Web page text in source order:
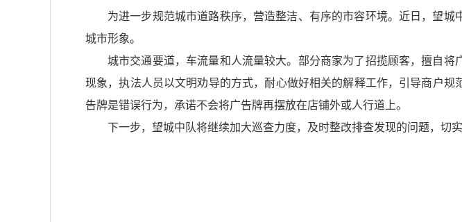
为进一步规范城市道路秩序，营造整洁、有序的市容环境。近日，望
城市形象。
城市交通要道，车流量和人流量较大。部分商家为了招揽顾客，擅自
现象，执法人员以文明劝导的方式，耐心做好相关的解释工作，引导商户
告牌是错误行为，承诺不会将广告牌再摆放在店铺外或人行道上。
下一步，望城中队将继续加大巡查力度，及时整改排查发现的问题，切